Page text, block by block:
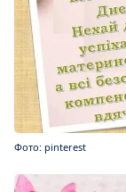
Фото: pinterest